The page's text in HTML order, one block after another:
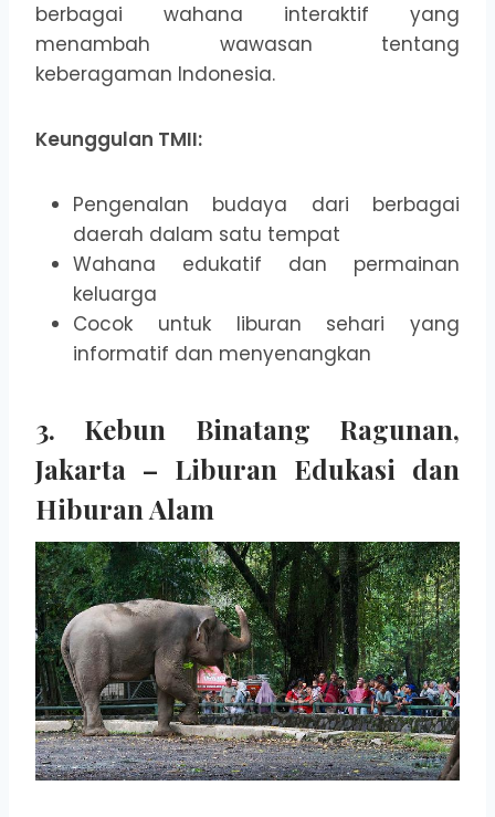
berbagai wahana interaktif yang
menambah wawasan tentang
keberagaman Indonesia.
Keunggulan TMII:
Pengenalan budaya dari berbagai
daerah dalam satu tempat
Wahana edukatif dan permainan
keluarga
Cocok untuk liburan sehari yang
informatif dan menyenangkan
3. Kebun Binatang Ragunan,
Jakarta – Liburan Edukasi dan
Hiburan Alam